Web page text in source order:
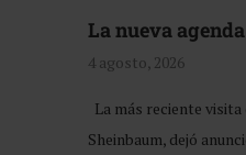
La nueva
4 agosto, 2026
La más reciente
Sheinbaum, dejó